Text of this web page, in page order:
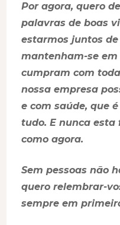
Por agora, quero
palavras de boas
estarmos juntos de
mantenham-se
cumpram com
nossa empresa
e com saúde, que
tudo. E nunca
como agora.
Sem pessoas não
quero relembrar-
sempre em